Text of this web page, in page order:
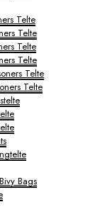
Telte
Telte
Telte
Telte
Telte
Telte
Bags